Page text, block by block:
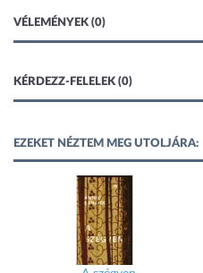
VÉLEMÉNYEK (0)
KÉRDEZZ-FELELEK (0)
EZEKET NÉZTEM MEG UTOLJÁRA: